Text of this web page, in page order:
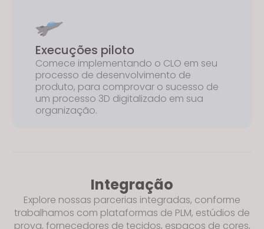
Execuções piloto
Comece implementando o CLO em seu
processo de desenvolvimento de
produto, para comprovar o sucesso de
um processo 3D digitalizado em sua
organização.
Integração
Explore nossas parcerias integradas, conforme
trabalhamos com plataformas de PLM, estúdios de
prova, fornecedores de tecidos, espaços de cores,